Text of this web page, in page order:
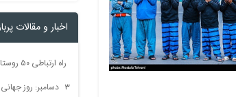
اخبار و مقالات
۳ دسامبر: روز جهانی بدون سم + فیلم